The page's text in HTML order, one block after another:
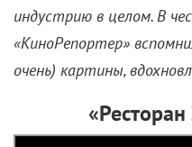
индустрию в целом. В
«КиноРепортер»
очень) картины,